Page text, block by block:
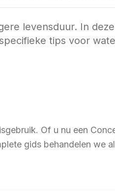
levensduur. In
tips voor
Of u nu een
gids behandelen we